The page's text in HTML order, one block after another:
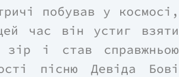
побував у космосі,
час він устиг взяти
і став справжньою
пісню Девіда Бові